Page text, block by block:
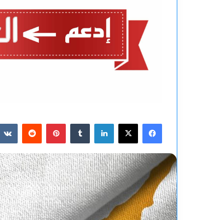
فيسبوك
‫X لينكدإن بينتيريست